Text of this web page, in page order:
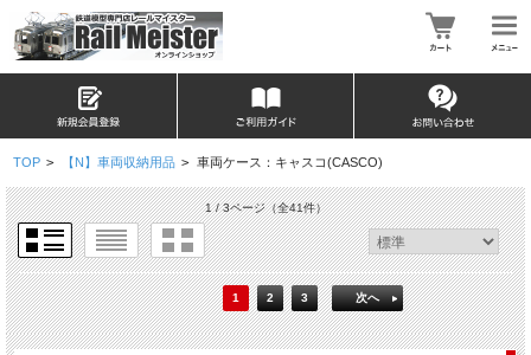
TOP > 【N】車両収納用品 > 車両ケース：キャスコ(CASCO)
1 / 3ページ（全41件）
1 2 3 次へ